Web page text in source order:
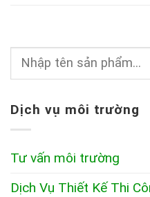
Dịch vụ môi trường
Tư vấn môi trường
Dịch Vụ Thiết Kế Thi